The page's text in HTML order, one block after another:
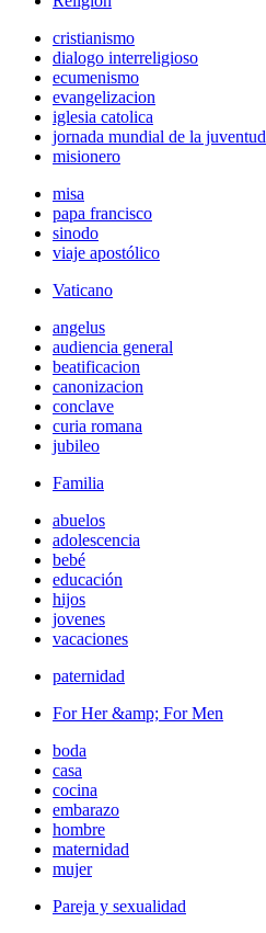
cristianismo
dialogo interreligioso
ecumenismo
evangelizacion
iglesia catolica
jornada mundial de la juventud
misionero
misa
papa francisco
sinodo
viaje apostólico
Vaticano
angelus
audiencia general
beatificacion
canonizacion
conclave
curia romana
jubileo
Familia
abuelos
adolescencia
bebé
educación
hijos
jovenes
vacaciones
paternidad
For Her &amp; For Men
boda
casa
cocina
embarazo
hombre
maternidad
mujer
Pareja y sexualidad